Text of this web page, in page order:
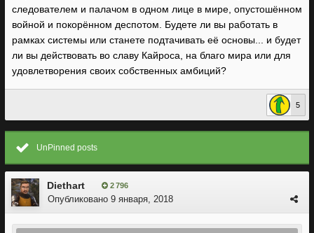
следователем и палачом в одном лице в мире, опустошённом
войной и покорённом деспотом. Будете ли вы работать в
рамках системы или станете подтачивать её основы... и будет
ли вы действовать во славу Кайроса, на благо мира или для
удовлетворения своих собственных амбиций?
5
UnPinned posts
Diethart 2 796
Опубликовано 9 января, 2018